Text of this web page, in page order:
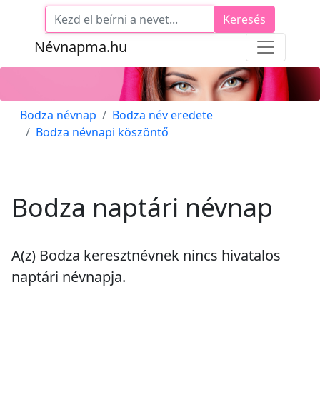
Névnapma.hu
Keresés
Bodza névnap
Bodza név eredete
Bodza névnapi köszöntő
Bodza naptári névnap
A(z) Bodza keresztnévnek nincs hivatalos
naptári névnapja.